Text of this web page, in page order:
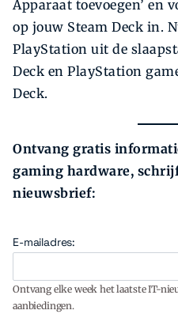
Apparaat toevoegen’ en
op jouw Steam Deck in.
PlayStation uit de
Deck en PlayStation
Deck.
Ontvang gratis
gaming hardware,
nieuwsbrief:
E-mailadres:
Ontvang elke week het laatste IT-
aanbiedingen.